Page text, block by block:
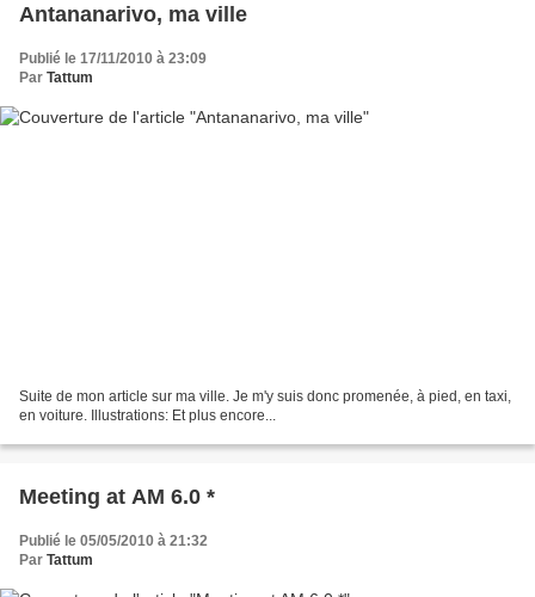
Antananarivo, ma ville
Publié le 17/11/2010 à 23:09
Par Tattum
Suite de mon article sur ma ville. Je m'y suis donc promenée, à pied, en taxi,
en voiture. Illustrations: Et plus encore...
Meeting at AM 6.0 *
Publié le 05/05/2010 à 21:32
Par Tattum